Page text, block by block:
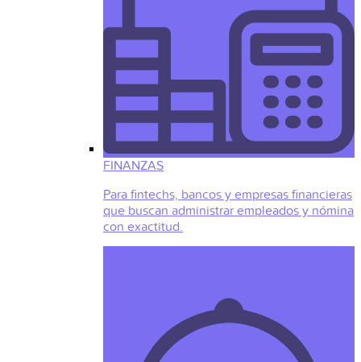
FINANZAS
Para fintechs, bancos y empresas financieras
que buscan administrar empleados y nómina
con exactitud.